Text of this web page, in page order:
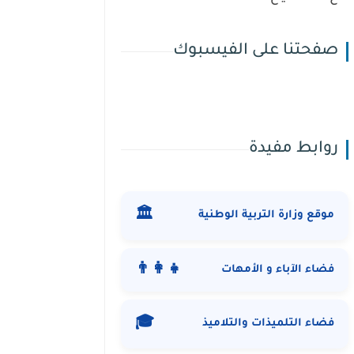
صفحتنا على الفيسبوك
روابط مفيدة
موقع وزارة التربية الوطنية 🏛️
فضاء الآباء و الأمهات 👨‍👩‍👧
فضاء التلميذات والتلاميذ 🎓